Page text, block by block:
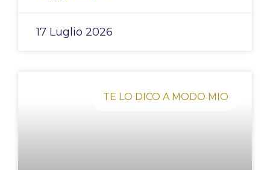
17 Luglio 2026
TE LO DICO A MODO MIO